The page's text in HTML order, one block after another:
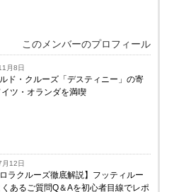
このメンバーのプロフィール
月8日
ド・クルーズ「デスティニー」の寄
ツ・オランダを満喫
12日
ロラクルーズ徹底解説】フッティルー
あるご質問Q＆Aを初心者目線でレポ